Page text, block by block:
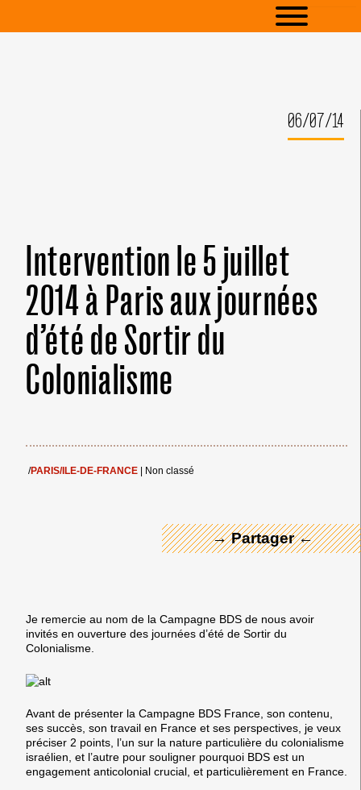
06/07/14
Intervention le 5 juillet
2014 à Paris aux journées
d’été de Sortir du
Colonialisme
/PARIS/ILE-DE-FRANCE Non classé
→ Partager ←
Je remercie au nom de la Campagne BDS de nous avoir
invités en ouverture des journées d’été de Sortir du
Colonialisme.
Avant de présenter la Campagne BDS France, son contenu,
ses succès, son travail en France et ses perspectives, je veux
préciser 2 points, l’un sur la nature particulière du colonialisme
israélien, et l’autre pour souligner pourquoi BDS est un
engagement anticolonial crucial, et particulièrement en France.